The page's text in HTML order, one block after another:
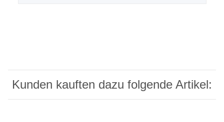
Kunden kauften dazu folgende Artikel: